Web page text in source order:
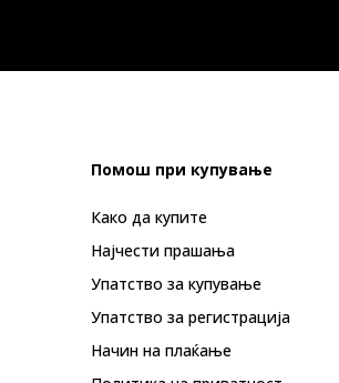
Помош при купување
Како да купите
Најчести прашања
Упатство за купување
Упатство за регистрација
Начин на плаќање